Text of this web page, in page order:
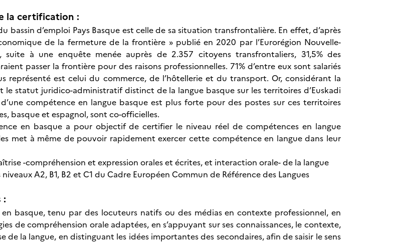
la certification :
bassin d’emploi Pays Basque est celle de sa situation transfrontalière. En effet, d’après
de la fermeture de la frontière » publié en 2020 par l’Eurorégion Nouvelle-
suite à une enquête menée auprès de 2.357 citoyens transfrontaliers, 31,5% des
passer la frontière pour des raisons professionnelles. 71% d’entre eux sont salariés
représenté est celui du commerce, de l’hôtellerie et du transport. Or, considérant la
statut juridico-administratif distinct de la langue basque sur les territoires d’Euskadi
compétence en langue basque est plus forte pour des postes sur ces territoires
basque et espagnol, sont co-officielles.
en basque a pour objectif de certifier le niveau réel de compétences en langue
met à même de pouvoir rapidement exercer cette compétence en langue dans leur
-compréhension et expression orales et écrites, et interaction orale- de la langue
A2, B1, B2 et C1 du Cadre Européen Commun de Référence des Langues
:
basque, tenu par des locuteurs natifs ou des médias en contexte professionnel, en
de compréhension orale adaptées, en s’appuyant sur ses connaissances, le contexte,
de la langue, en distinguant les idées importantes des secondaires, afin de saisir le sens